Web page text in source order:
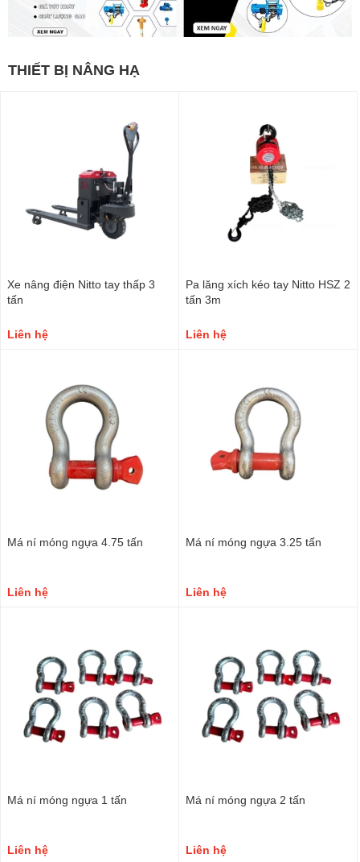
THIẾT BỊ NÂNG HẠ
Xe nâng điện Nitto tay thấp 3
tấn
Liên hệ
Pa lăng xích kéo tay Nitto HSZ 2
tấn 3m
Liên hệ
Má ní móng ngựa 4.75 tấn
Liên hệ
Má ní móng ngựa 3.25 tấn
Liên hệ
Má ní móng ngựa 1 tấn
Liên hệ
Má ní móng ngựa 2 tấn
Liên hệ